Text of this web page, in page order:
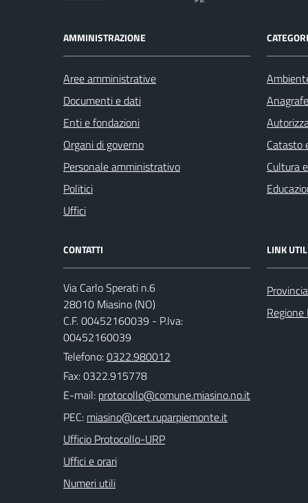
AMMINISTRAZIONE
Aree amministrative
Documenti e dati
Enti e fondazioni
Organi di governo
Personale amministrativo
Politici
Uffici
Catasto
Cultura
CONTATTI
Via Carlo Sperati n.6
28010 Miasino (NO)
C.F. 00452160039 - P.Iva:
00452160039
Telefono:0322.980012
Fax: 0322.915778
E-mail:
PEC:
Ufficio Protocollo-URP
Uffici e orari
Numeri utili
LINK